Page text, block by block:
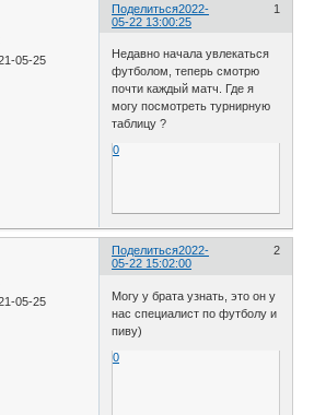
Поделиться 1
2022-
05-22 13:00:25
05-25
Недавно начала увлекаться
футболом, теперь смотрю
почти каждый матч. Где я
могу посмотреть турнирную
таблицу ?
0
Поделиться 2
2022-
05-22 15:02:00
05-25
Могу у брата узнать, это он у
нас специалист по футболу и
пиву)
0